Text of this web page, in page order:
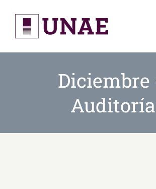
content
Diciembre
Auditoría